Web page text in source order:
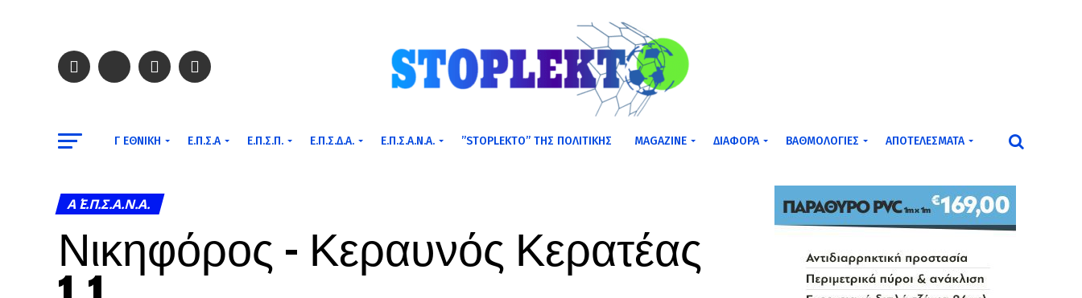
Γ ΕΘΝΙΚΉ Ε.Π.Σ.Α Ε.Π.Σ.Π. Ε.Π.Σ.Δ.Α. Ε.Π.Σ.Α.Ν.Α. ”STOPLEKTO” ΤΗΣ ΠΟΛΙΤΙΚΗΣ MAGAZINE ΔΙΆΦΟΡΑ ΒΑΘΜΟΛΟΓΊΕΣ ΑΠΟΤΕΛΈΣΜΑΤΑ
Α΄ Ε.Π.Σ.Α.Ν.Α.
Νικηφόρος – Κεραυνός Κερατέας